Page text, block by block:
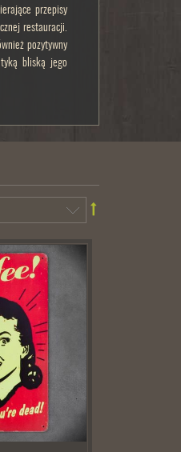
przepisy
restauracji.
pozytywny
bliską jego